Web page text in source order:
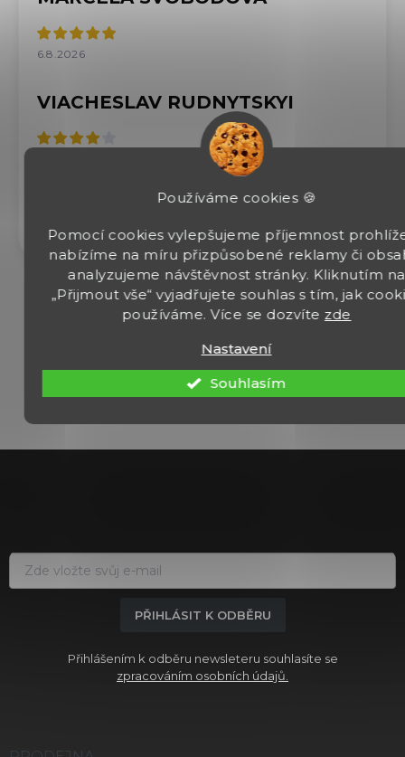
Používáme cookies 🍪
Pomocí cookies vylepšujeme příjemnost
nabízíme na míru přizpůsobené reklamy či
analyzujeme návštěvnost stránky. Kliknutím na
„Přijmout vše“ vyjadřujete souhlas s tím, jak
používáme. Více se dozvíte zde
Nastavení
Souhlasím
6.8.2026
VIACHESLAV RUDNYTSKYI
Dorazili rychle, z dvaceti plechovek bylo 6 rozbitých.
zabalil do dvou krabic.
Zobrazit další hodnocení
PŘIHLÁSIT K ODBĚRU
Přihlášením k odběru newsleteru souhlasíte se
zpracováním osobních údajů.